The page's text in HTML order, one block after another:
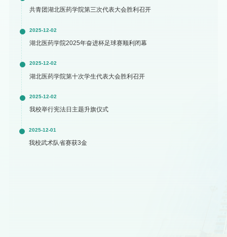
共青团湖北医药学院第三次代表大会胜利召开
2025-12-02
湖北医药学院2025年奋进杯足球赛顺利闭幕
2025-12-02
湖北医药学院第十次学生代表大会胜利召开
2025-12-02
我校举行宪法日主题升旗仪式
2025-12-01
我校武术队省赛获3金